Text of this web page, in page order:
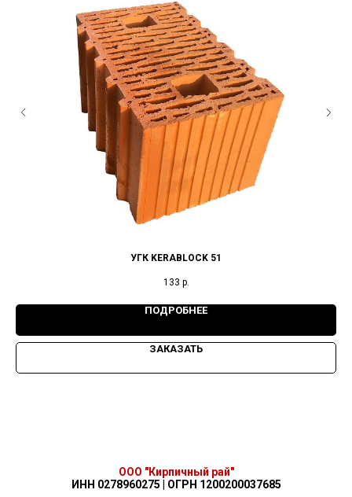
УГК KERABLOCK 51
133 р.
ПОДРОБНЕЕ
ЗАКАЗАТЬ
ООО "Кирпичный рай"
ИНН 0278960275 | ОГРН 1200200037685